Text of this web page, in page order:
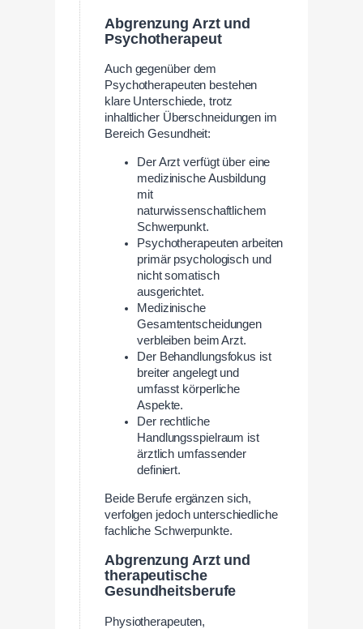
Abgrenzung Arzt und
Psychotherapeut
Auch gegenüber dem
Psychotherapeuten bestehen
klare Unterschiede, trotz
inhaltlicher Überschneidungen im
Bereich Gesundheit:
Der Arzt verfügt über eine
medizinische Ausbildung
mit
naturwissenschaftlichem
Schwerpunkt.
Psychotherapeuten arbeiten
primär psychologisch und
nicht somatisch
ausgerichtet.
Medizinische
Gesamtentscheidungen
verbleiben beim Arzt.
Der Behandlungsfokus ist
breiter angelegt und
umfasst körperliche
Aspekte.
Der rechtliche
Handlungsspielraum ist
ärztlich umfassender
definiert.
Beide Berufe ergänzen sich,
verfolgen jedoch unterschiedliche
fachliche Schwerpunkte.
Abgrenzung Arzt und
therapeutische
Gesundheitsberufe
Physiotherapeuten,